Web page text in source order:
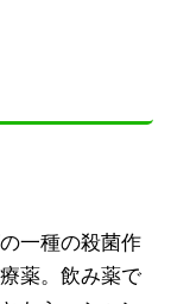
一種の殺菌作
薬。飲み薬で